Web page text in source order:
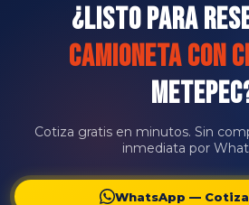
¿Listo para
Camioneta con
Cotiza gratis en minutos. Sin
inmediata por
WhatsApp —